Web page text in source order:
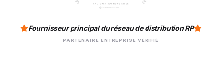
Fournisseur principal du réseau de distribution RP
PARTENAIRE ENTREPRISE VÉRIFIÉ